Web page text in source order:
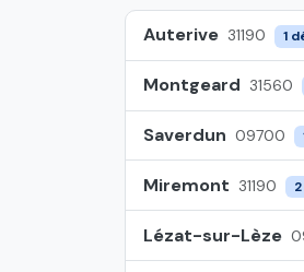
Auterive 31190 1
Montgeard 31560
Saverdun 09700
Miremont 31190
Lézat-sur-Lèze